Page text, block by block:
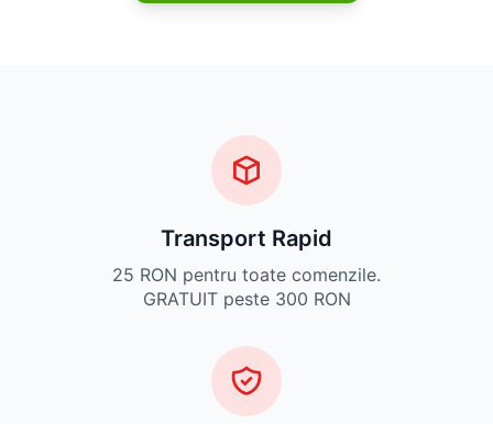
Transport Rapid
25 RON pentru toate comenzile.
GRATUIT peste 300 RON